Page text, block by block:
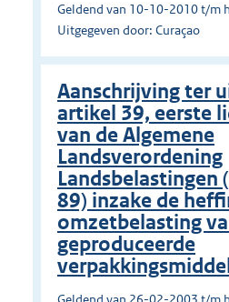
Geldend van 10-10-2010 t/m
Uitgegeven door: Curaçao
Aanschrijving ter
artikel 39, eerste
van de Algemene
Landsverordening
Landsbelastingen
89) inzake de
omzetbelasting
geproduceerde